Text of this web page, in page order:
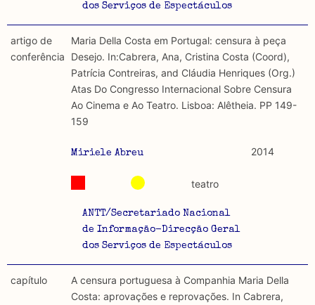
dos Serviços de Espectáculos
artigo de
conferência
Maria Della Costa em Portugal: censura à peça
Desejo. In:Cabrera, Ana, Cristina Costa (Coord),
Patrícia Contreiras, and Cláudia Henriques (Org.)
Atas Do Congresso Internacional Sobre Censura
Ao Cinema e Ao Teatro. Lisboa: Alêtheia. PP 149-
159
Miriele Abreu 2014
ANTT/Secretariado Nacional
de Informação-Direcção Geral
dos Serviços de Espectáculos
teatro
capítulo
A censura portuguesa à Companhia Maria Della
Costa: aprovações e reprovações. In Cabrera,